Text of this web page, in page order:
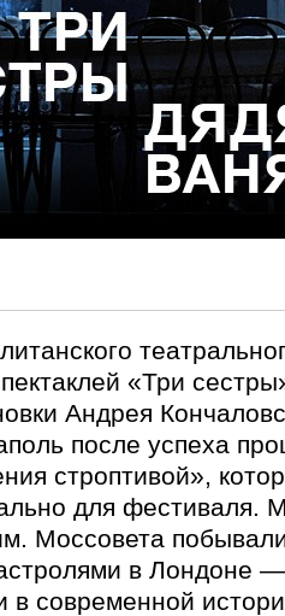
«Три
Андрея
после успеха
строптивой»,
для фестиваля.
Моссовета
в Лондоне
современной